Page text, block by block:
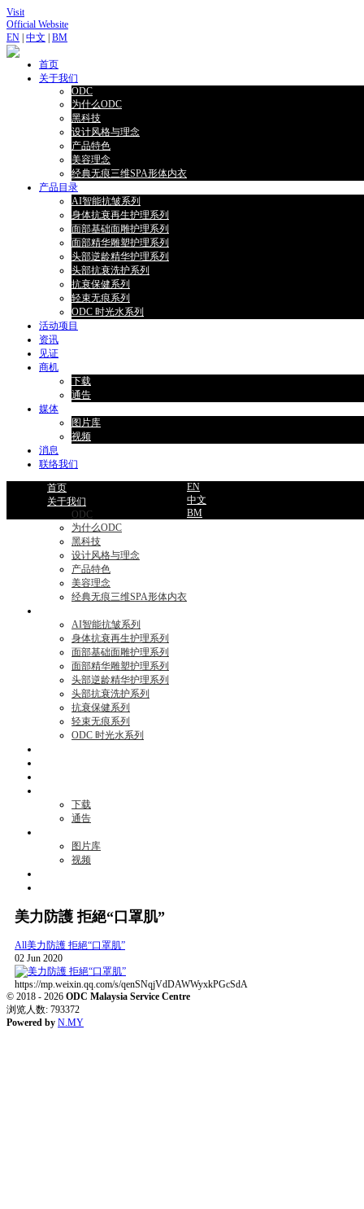
Visit
Official Website
EN 中文 BM
首页
关于我们
ODC
为什么ODC
黑科技
设计风格与理念
产品特色
美容理念
经典无痕三维SPA形体内衣
产品目录
AI智能抗皱系列
身体抗衰再生护理系列
面部基础面雕护理系列
面部精华雕塑护理系列
头部逆龄精华护理系列
头部抗衰洗护系列
抗衰保健系列
轻束无痕系列
ODC 时光水系列
活动项目
资讯
见证
商机
下载
通告
媒体
图片库
视频
消息
联络我们
首页
关于我们
ODC
为什么ODC
黑科技
设计风格与理念
产品特色
美容理念
经典无痕三维SPA形体内衣
AI智能抗皱系列
身体抗衰再生护理系列
面部基础面雕护理系列
面部精华雕塑护理系列
头部逆龄精华护理系列
头部抗衰洗护系列
抗衰保健系列
轻束无痕系列
ODC 时光水系列
下载
通告
图片库
视频
EN
中文
BM
美力防護 拒絕“口罩肌”
All美力防護 拒絕“口罩肌”
02 Jun 2020
https://mp.weixin.qq.com/s/qenSNqjVdDAWWyxkPGcSdA
© 2018 - 2026 ODC Malaysia Service Centre
浏览人数: 793372
Powered by N.MY